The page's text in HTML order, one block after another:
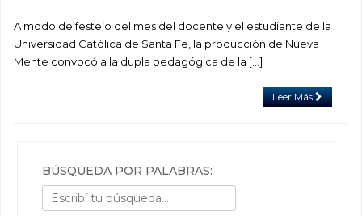
A modo de festejo del mes del docente y el estudiante de la
Universidad Católica de Santa Fe, la producción de Nueva
Mente convocó a la dupla pedagógica de la […]
Leer Más
BÚSQUEDA POR PALABRAS: